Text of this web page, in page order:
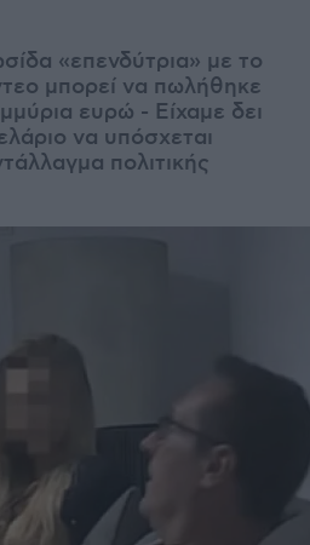
«επενδύτρια» με το
μπορεί να πωλήθηκε
ευρώ - Είχαμε δει
να υπόσχεται
πολιτικής